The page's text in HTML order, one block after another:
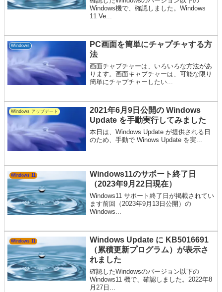
Windows機で、確認しました。Windows
11 Ve...
Windows
PC画面を簡単にチャプチャする方
法
画面チャプチャーは、いろいろな方法があ
ります。画面キャプチャーは、可能な限り
簡単にチャプチャーしたい...
Windows アップデート
2021年6月9日公開の Windows
Update を手動実行してみました
本日は、Windows Update が提供される日
のため、手動で Winows Update を実...
Windows 11
Windows11のサポート終了日
（2023年9月22日現在）
Windows11 サポート終了日が掲載されてい
ます前回（2023年9月13日公開）の
Windows...
Windows 11
Windows Update に KB5016691
（累積更新プログラム）が表示さ
れました
確認したWindowsのバージョン以下の
Windows11 機で、確認しました。2022年8
月27日...